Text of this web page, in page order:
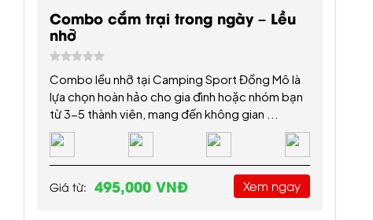
Combo cắm trại trong ngày – Lều
nhỡ
Combo lều nhỡ tại Camping Sport Đồng Mô là
lựa chọn hoàn hảo cho gia đình hoặc nhóm bạn
từ 3-5 thành viên, mang đến không gian ...
Giá từ: 495,000 VNĐ Xem ngay